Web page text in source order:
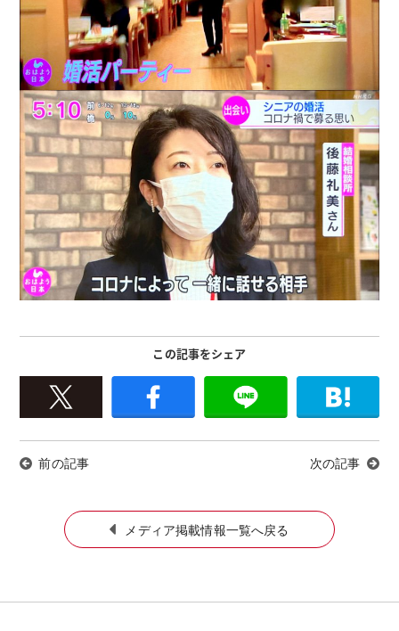
この記事をシェア
前の記事
メディア掲載情報一覧へ戻る
次の記事